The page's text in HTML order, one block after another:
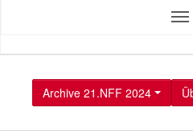
Archive 21.NFF 2024